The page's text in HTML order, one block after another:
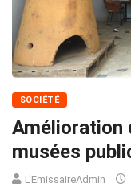
SOCIÉTÉ
Amélioration
musées
L'EmissaireAdmin